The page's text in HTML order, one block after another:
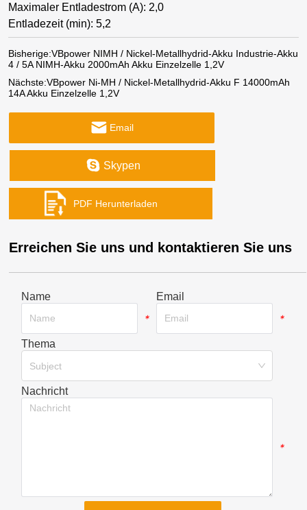
Maximaler Entladestrom (A): 2,0
Entladezeit (min): 5,2
Bisherige:VBpower NIMH / Nickel-Metallhydrid-Akku Industrie-Akku
4 / 5A NIMH-Akku 2000mAh Akku Einzelzelle 1,2V
Nächste:VBpower Ni-MH / Nickel-Metallhydrid-Akku F 14000mAh
14A Akku Einzelzelle 1,2V
Email
Skypen
Erreichen Sie uns und kontaktieren Sie uns
Name
*
Email
*
Thema
Subject
Nachricht
*